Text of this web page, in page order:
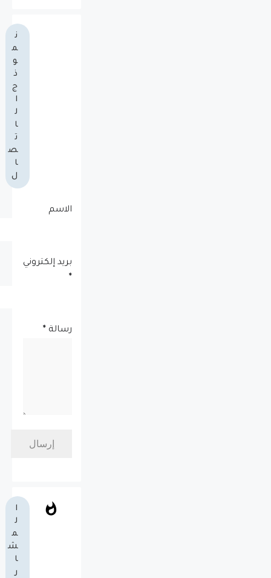
ن
م
و
ذ
ج
ا
ل
ا
ت
ص
ا
ل
الاسم
بريد إلكتروني
*
رسالة *
ا
ل
م
ش
ا
ر